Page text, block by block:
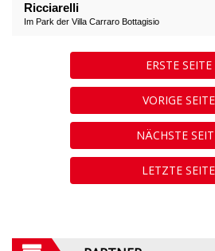
Ricciarelli
Im Park der Villa Carraro Bottagisio
ERSTE SEITE
VORIGE SEITE
NÄCHSTE
LETZTE SEITE